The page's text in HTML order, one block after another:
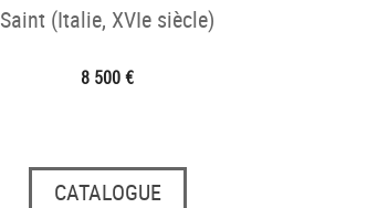
Saint (Italie, XVIe siècle)
8 500 €
CATALOGUE